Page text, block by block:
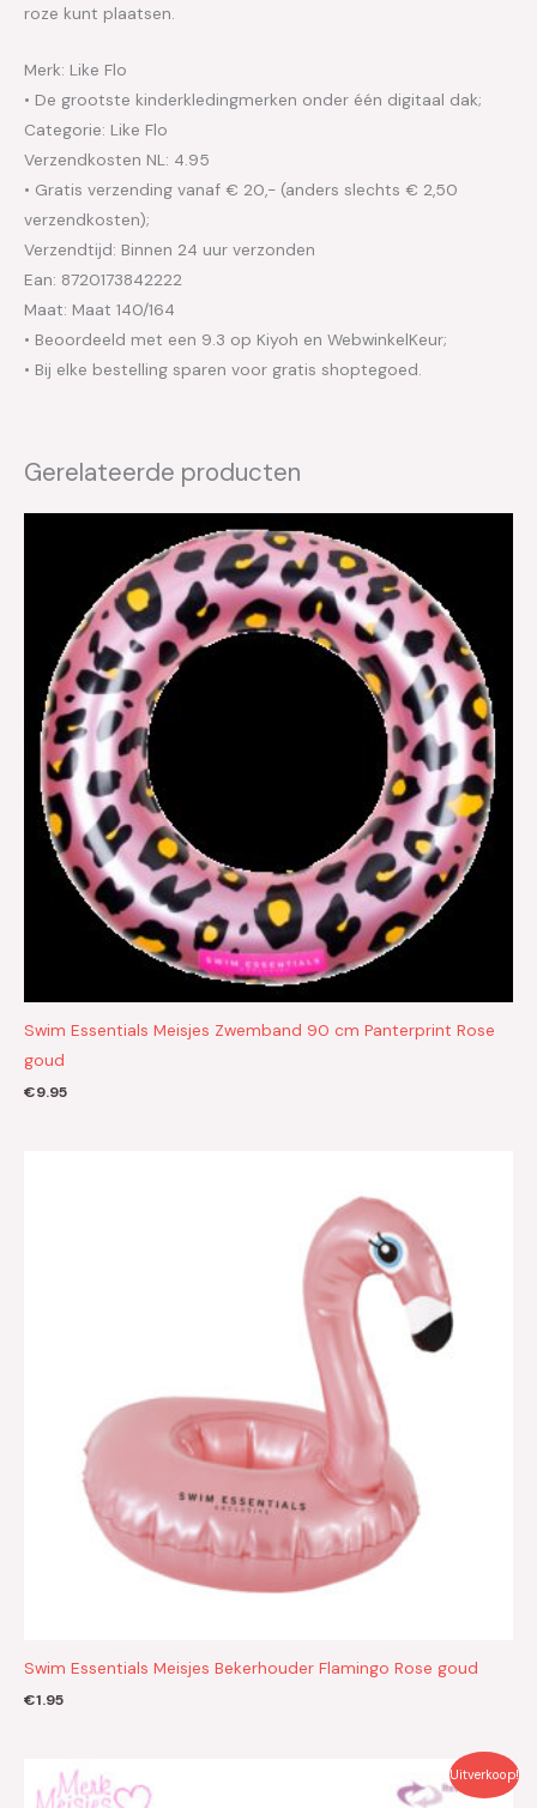
roze kunt plaatsen.
Merk: Like Flo
• De grootste kinderkledingmerken onder één digitaal dak;
Categorie: Like Flo
Verzendkosten NL: 4.95
• Gratis verzending vanaf € 20,- (anders slechts € 2,50
verzendkosten);
Verzendtijd: Binnen 24 uur verzonden
Ean: 8720173842222
Maat: Maat 140/164
• Beoordeeld met een 9.3 op Kiyoh en WebwinkelKeur;
• Bij elke bestelling sparen voor gratis shoptegoed.
Gerelateerde producten
Swim Essentials Meisjes Zwemband 90 cm Panterprint Rose
goud
€9.95
Swim Essentials Meisjes Bekerhouder Flamingo Rose goud
€1.95
Uitverkoop!
Oorspronkelijke
prijs
prijs